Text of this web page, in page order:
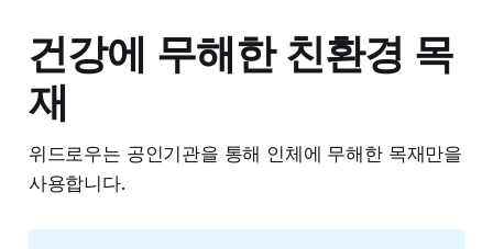
건강에 무해한 친환경 목
재
위드로우는 공인기관을 통해 인체에 무해한 목재만을
사용합니다.